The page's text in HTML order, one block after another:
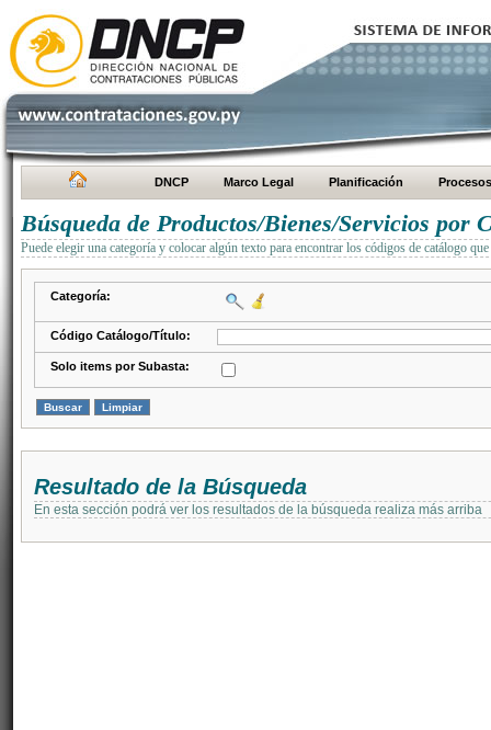
DNCP Marco Legal Planificación Procesos
Búsqueda de Productos/Bienes/Servicios por
Puede elegir una categoría y colocar algún texto para encontrar los códigos de catálogo
Categoría:
Código Catálogo/Título:
Solo items por Subasta:
Resultado de la Búsqueda
En esta sección podrá ver los resultados de la búsqueda realiza más arriba